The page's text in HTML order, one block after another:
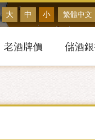
繁體中文
大 中 小
老酒牌價 儲酒